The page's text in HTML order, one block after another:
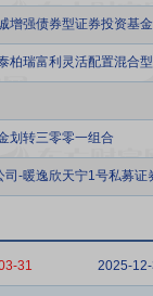
增强债券型证券投资基金
柏瑞富利灵活配置混合
划转三零零一组合
-暖逸欣天宁1号私募证
31 2025-